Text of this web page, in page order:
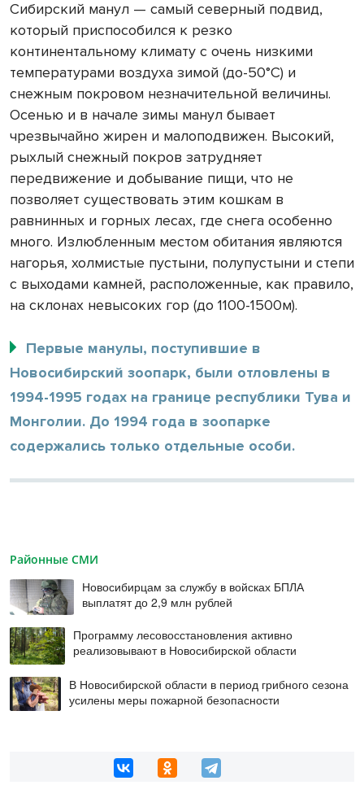
Сибирский манул — самый северный подвид,
который приспособился к резко
континентальному климату с очень низкими
температурами воздуха зимой (до-50°С) и
снежным покровом незначительной величины.
Осенью и в начале зимы манул бывает
чрезвычайно жирен и малоподвижен. Высокий,
рыхлый снежный покров затрудняет
передвижение и добывание пищи, что не
позволяет существовать этим кошкам в
равнинных и горных лесах, где снега особенно
много. Излюбленным местом обитания являются
нагорья, холмистые пустыни, полупустыни и степи
с выходами камней, расположенные, как правило,
на склонах невысоких гор (до 1100-1500м).
Первые манулы, поступившие в
Новосибирский зоопарк, были отловлены в
1994-1995 годах на границе республики Тува и
Монголии. До 1994 года в зоопарке
содержались только отдельные особи.
Районные СМИ
Новосибирцам за службу в войсках БПЛА
выплатят до 2,9 млн рублей
Программу лесовосстановления активно
реализовывают в Новосибирской области
В Новосибирской области в период грибного сезона
усилены меры пожарной безопасности